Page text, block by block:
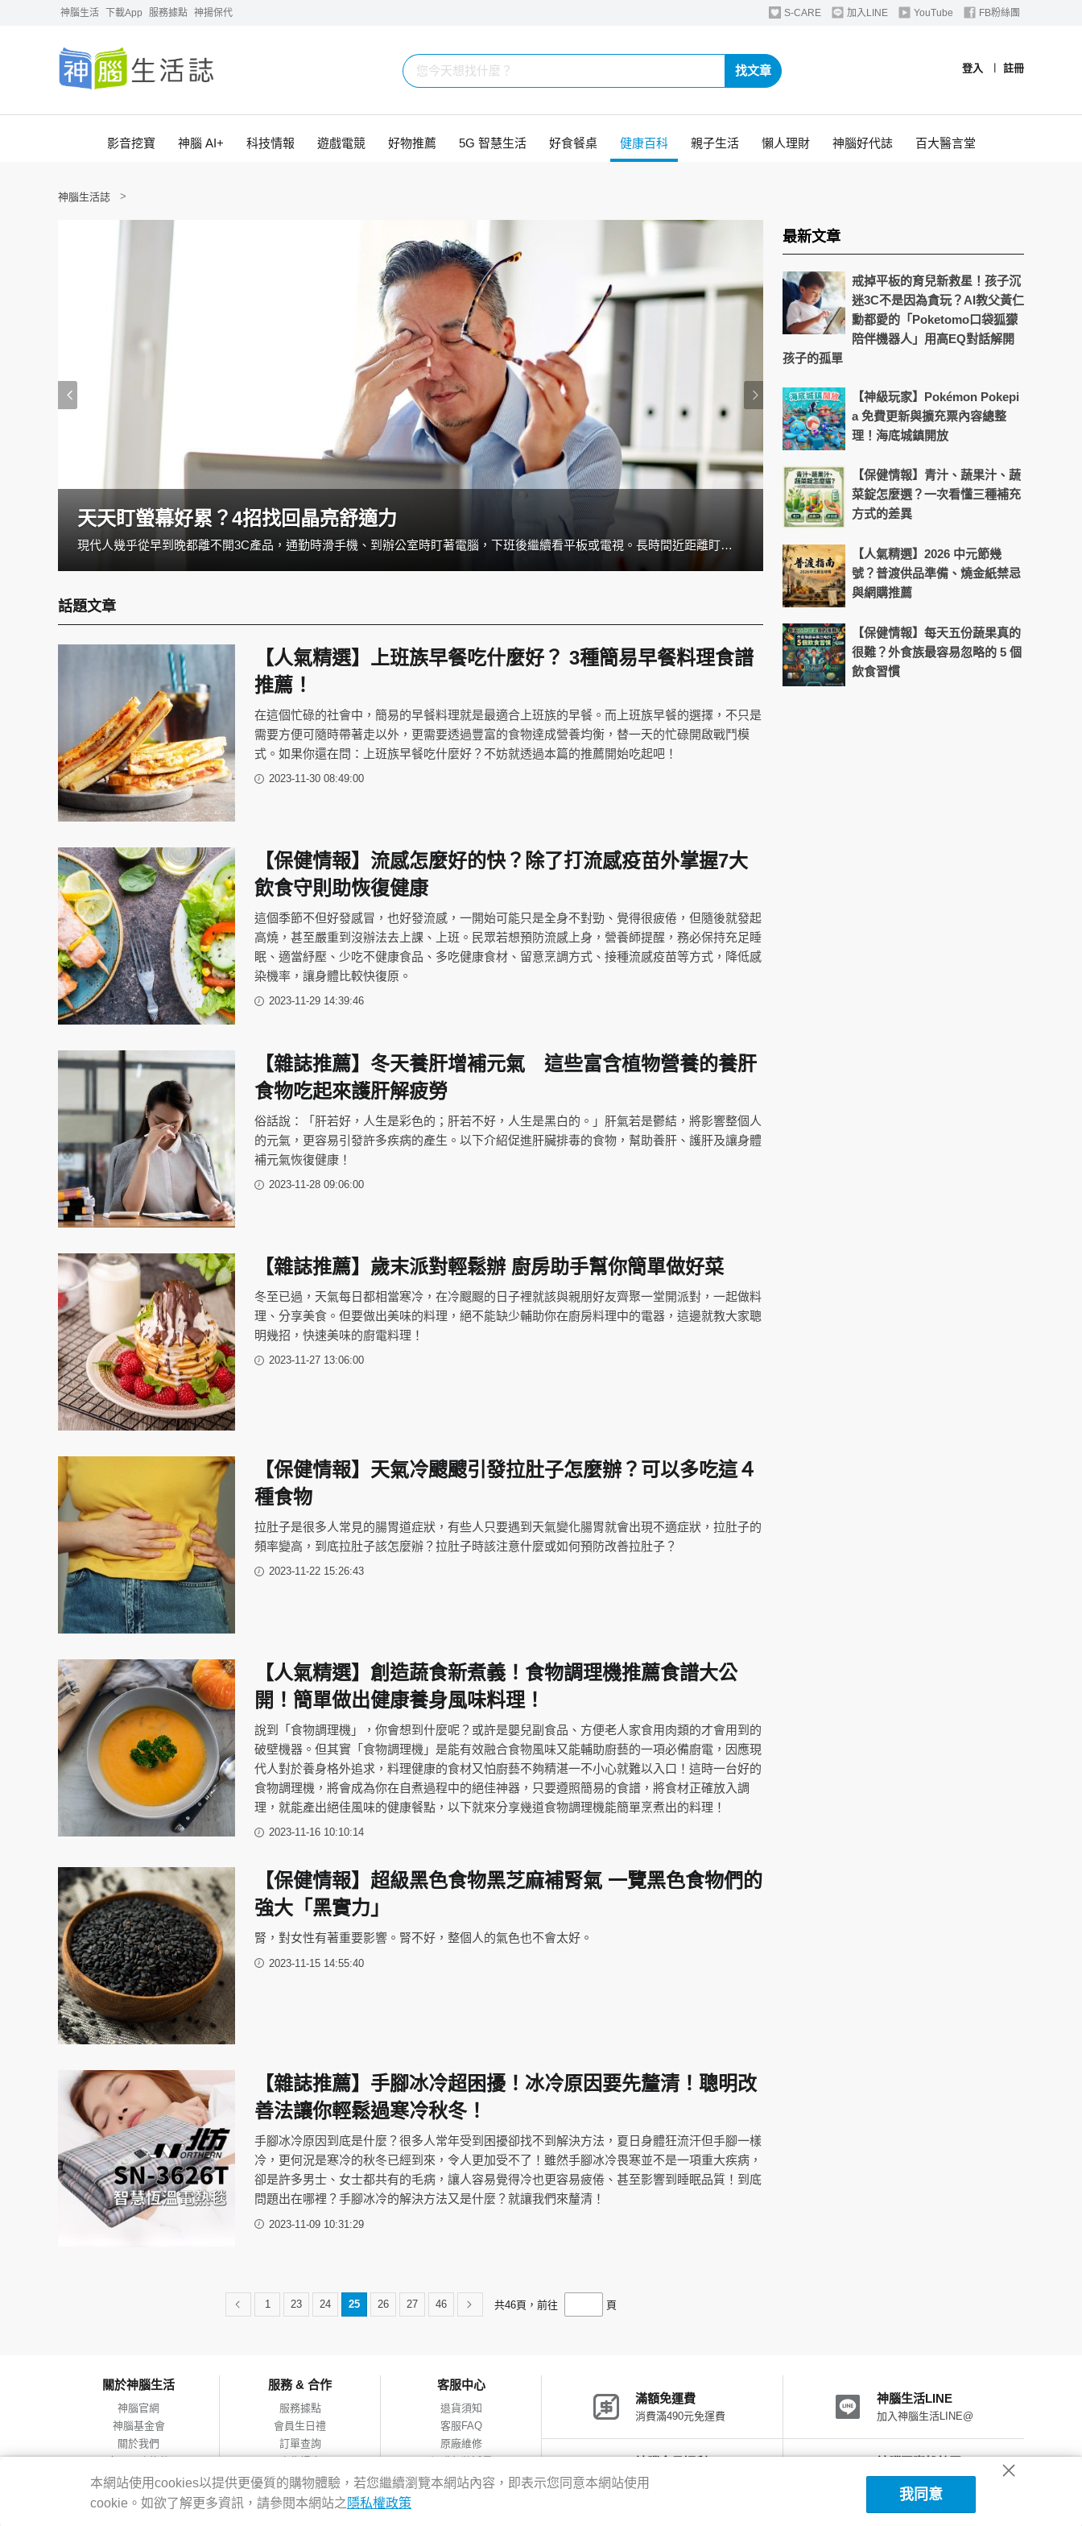
神腦生活 下載App 服務據點 神揚保代 S-CARE 加入LINE YouTube FB粉絲團
登入 註冊
找文章
影音挖寶 神腦 AI+ 科技情報 遊戲電競 好物推薦 5G 智慧生活 好食餐桌 健康百科 親子生活 懶人理財 神腦好代誌 百大醫言堂
神腦生活誌
天天盯螢幕好累？4招找回晶亮舒適力
現代人幾乎從早到晚都離不開3C產品，通勤時滑手機、到辦公室時盯著電腦，下班後繼續看平板或電視。長時間近距離盯著螢幕，讓靈魂之窗時常承受高強度運作。想要讓維持舒適感，除了營養補充，日常習慣的調整也同樣關鍵。
銀髮族必看！秋冬循環保養3重點
話題文章
【人氣精選】上班族早餐吃什麼好？ 3種簡易早餐料理食譜
推薦！
在這個忙碌的社會中，簡易的早餐料理就是最適合上班族的早餐。而上班族早餐的選擇，不只是
需要方便可隨時帶著走以外，更需要透過豐富的食物達成營養均衡，替一天的忙碌開啟戰鬥模
式。如果你還在問：上班族早餐吃什麼好？不妨就透過本篇的推薦開始吃起吧！
2023-11-30 08:49:00
【保健情報】流感怎麼好的快？除了打流感疫苗外掌握7大
飲食守則助恢復健康
這個季節不但好發感冒，也好發流感，一開始可能只是全身不對勁、覺得很疲倦，但隨後就發起
高燒，甚至嚴重到沒辦法去上課、上班。民眾若想預防流感上身，營養師提醒，務必保持充足睡
眠、適當紓壓、少吃不健康食品、多吃健康食材、留意烹調方式、接種流感疫苗等方式，降低感
染機率，讓身體比較快復原。
2023-11-29 14:39:46
【雜誌推薦】冬天養肝增補元氣 這些富含植物營養的養肝
食物吃起來護肝解疲勞
俗話說：「肝若好，人生是彩色的；肝若不好，人生是黑白的。」肝氣若是鬱結，將影響整個人
的元氣，更容易引發許多疾病的產生。以下介紹促進肝臟排毒的食物，幫助養肝、護肝及讓身體
補元氣恢復健康！
2023-11-28 09:06:00
【雜誌推薦】歲末派對輕鬆辦 廚房助手幫你簡單做好菜
冬至已過，天氣每日都相當寒冷，在冷颼颼的日子裡就該與親朋好友齊聚一堂開派對，一起做料
理、分享美食。但要做出美味的料理，絕不能缺少輔助你在廚房料理中的電器，這邊就教大家聰
明幾招，快速美味的廚電料理！
2023-11-27 13:06:00
【保健情報】天氣冷颼颼引發拉肚子怎麼辦？可以多吃這４
種食物
拉肚子是很多人常見的腸胃道症狀，有些人只要遇到天氣變化腸胃就會出現不適症狀，拉肚子的
頻率變高，到底拉肚子該怎麼辦？拉肚子時該注意什麼或如何預防改善拉肚子？
2023-11-22 15:26:43
【人氣精選】創造蔬食新煮義！食物調理機推薦食譜大公
開！簡單做出健康養身風味料理！
說到「食物調理機」，你會想到什麼呢？或許是嬰兒副食品、方便老人家食用肉類的才會用到的
破壁機器。但其實「食物調理機」是能有效融合食物風味又能輔助廚藝的一項必備廚電，因應現
代人對於養身格外追求，料理健康的食材又怕廚藝不夠精湛一不小心就難以入口！這時一台好的
食物調理機，將會成為你在自煮過程中的絕佳神器，只要遵照簡易的食譜，將食材正確放入調
理，就能產出絕佳風味的健康餐點，以下就來分享幾道食物調理機能簡單烹煮出的料理！
2023-11-16 10:10:14
【保健情報】超級黑色食物黑芝麻補腎氣 一覽黑色食物們的
強大「黑實力」
腎，對女性有著重要影響。腎不好，整個人的氣色也不會太好。
2023-11-15 14:55:40
【雜誌推薦】手腳冰冷超困擾！冰冷原因要先釐清！聰明改
善法讓你輕鬆過寒冷秋冬！
手腳冰冷原因到底是什麼？很多人常年受到困擾卻找不到解決方法，夏日身體狂流汗但手腳一樣
冷，更何況是寒冷的秋冬已經到來，令人更加受不了！雖然手腳冰冷畏寒並不是一項重大疾病，
卻是許多男士、女士都共有的毛病，讓人容易覺得冷也更容易疲倦、甚至影響到睡眠品質！到底
問題出在哪裡？手腳冰冷的解決方法又是什麼？就讓我們來釐清！
2023-11-09 10:31:29
1 23 24 25 26 27 46 共46頁，前往 頁
最新文章
戒掉平板的育兒新救星！孩子沉
迷3C不是因為貪玩？AI教父黃仁
勳都愛的「Poketomo口袋狐獴
陪伴機器人」用高EQ對話解開
孩子的孤單
【神級玩家】Pokémon Pokepi
a 免費更新與擴充票內容總整
理！海底城鎮開放
【保健情報】青汁、蔬果汁、蔬
菜錠怎麼選？一次看懂三種補充
方式的差異
【人氣精選】2026 中元節幾
號？普渡供品準備、燒金紙禁忌
與網購推薦
【保健情報】每天五份蔬果真的
很難？外食族最容易忽略的 5 個
飲食習慣
關於神腦生活
神腦官網
神腦基金會
關於我們
隱私權政策
網站導覽
服務 & 合作
服務據點
會員生日禮
訂單查詢
客服中心
退貨須知
客服FAQ
原廠維修
滿額免運費
消費滿490元免運費
神腦生活LINE
加入神腦生活LINE@
會員獨享優惠 加入FB粉絲團
本網站使用cookies以提供更優質的購物體驗，若您繼續瀏覽本網站內容，即表示您同意本網站使用
cookie。如欲了解更多資訊，請參閱本網站之 隱私權政策
我同意